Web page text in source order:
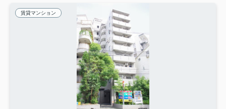
賃貸マンション